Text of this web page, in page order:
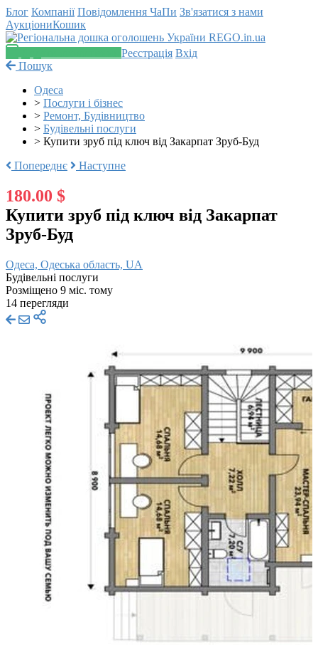
Блог Компанії Повідомлення ЧаПи Зв'язатися з нами
АукціониКошик
Реєстрація Вхід
Пошук
Одеса
> Послуги і бізнес
> Ремонт, Будівництво
> Будівельні послуги
> Купити зруб під ключ від Закарпат Зруб-Буд
Попереднє
Наступне
180.00 $
Купити зруб під ключ від Закарпат
Зруб-Буд
Одеса, Одеська область, UA
Будівельні послуги
Розміщено 9 міс. тому
14 перегляди